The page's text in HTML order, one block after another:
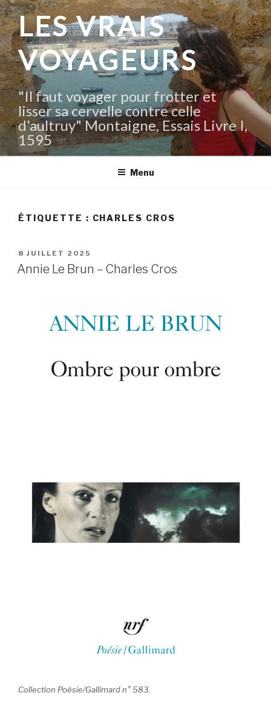
Aller
au
contenu
principal
LES VRAIS
VOYAGEURS
"Il faut voyager pour frotter et
lisser sa cervelle contre celle
d'aultruy" Montaigne, Essais Livre I,
1595
Menu
ÉTIQUETTE : CHARLES CROS
PUBLIÉ
LE
8 JUILLET 2025
Annie Le Brun – Charles Cros
Collection Poésie/Gallimard n° 583.